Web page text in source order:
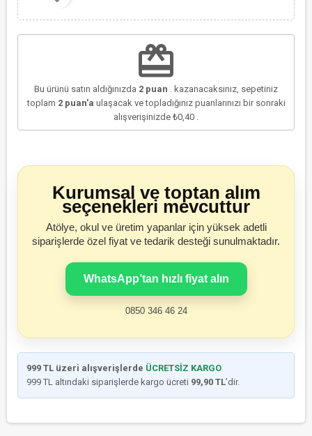
redeem
Bu ürünü satın aldığınızda 2 puan . kazanacaksınız, sepetiniz
toplam 2puan'a ulaşacak ve topladığınız puanlarınızı bir sonraki
alışverişinizde ₺0,40
Kurumsal ve toptan alım
seçenekleri mevcuttur
Atölye, okul ve üretim yapanlar için yüksek adetli
siparişlerde özel fiyat ve tedarik desteği sunulmaktadır.
WhatsApp’tan hızlı fiyat alın
0850 346 46 24
999 TL üzeri alışverişlerde ÜCRETSİZ KARGO
999 TL altındaki siparişlerde kargo ücreti 99,90 TL’dir.